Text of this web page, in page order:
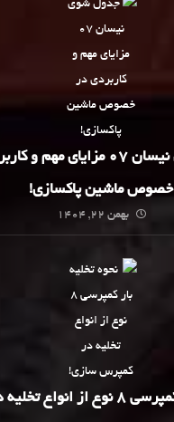
جدول شوی نیسان 07 مزایای مهم
خصوص ماشین پاکسازی!
بهمن 22, 1404
نحوه تخلیه بار کمپرسی 8 نوع از